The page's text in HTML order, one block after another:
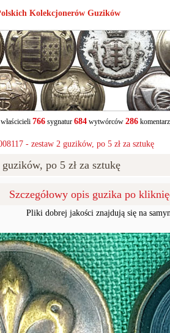
Kolekcjonerów Guzików
766sygnatur 684wytwórców 286
- zestaw 2 guzików, po 5 zł za sztukę
po 5 zł za sztukę
Szczegółowy opis guzika po
Pliki dobrej jakości znajdują się na